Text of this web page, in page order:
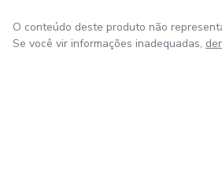
@GilmarVidaemCarreira
O conteúdo deste produto não
Se você vir informações inadequadas,